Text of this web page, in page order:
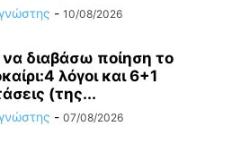
- 10/08/2026
να διαβάσω ποίηση το
λόγοι και 6+1
(της...
- 07/08/2026